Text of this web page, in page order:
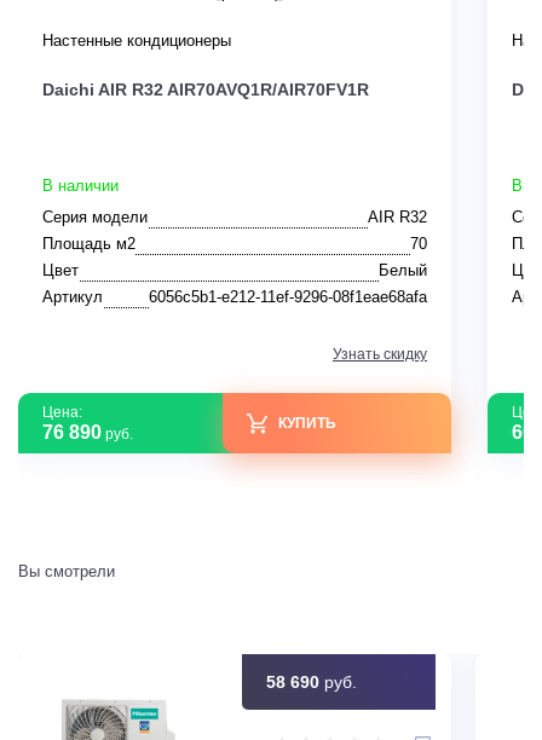
Настенные кондиционеры
Daichi AIR R32 AIR70AVQ1R/AIR70FV1R
В наличии
Серия модели
AIR R32
Площадь м2
70
Цвет
Белый
Артикул
6056c5b1-e212-11ef-9296-08f1eae68afa
Узнать скидку
Цена:
76 890 руб.
КУПИТЬ
В
60
Вы смотрели
58 690 руб.